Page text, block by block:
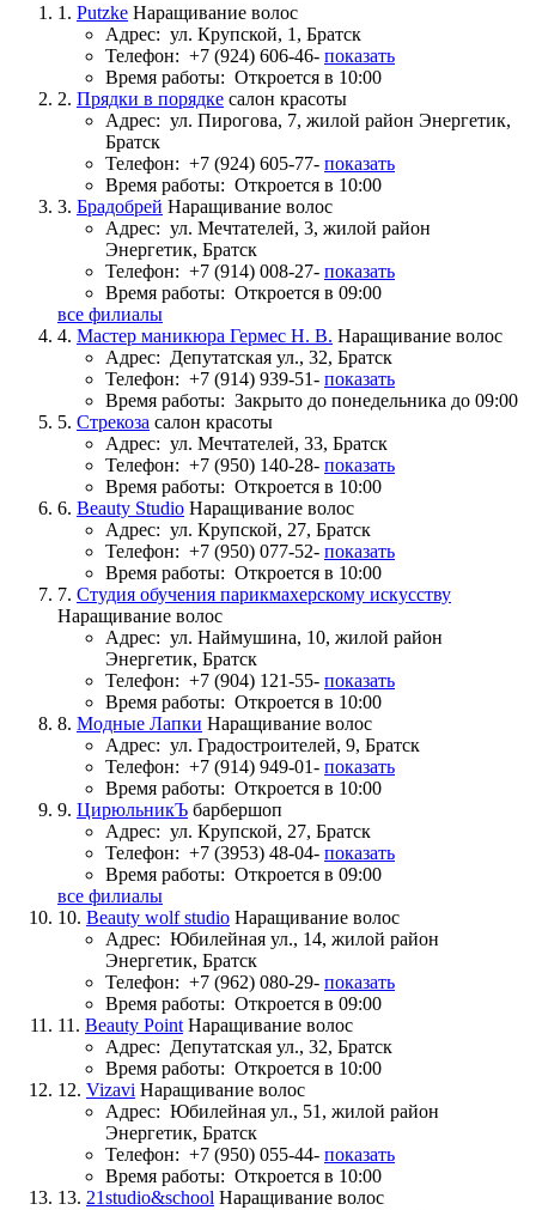
1. Putzke Наращивание волос
Адрес: ул. Крупской, 1, Братск
Телефон: +7 (924) 606-46- показать
Время работы: Откроется в 10:00
2. Прядки в порядке салон красоты
Адрес: ул. Пирогова, 7, жилой район Энергетик,
Братск
Телефон: +7 (924) 605-77- показать
Время работы: Откроется в 10:00
3. Брадобрей Наращивание волос
Адрес: ул. Мечтателей, 3, жилой район
Энергетик, Братск
Телефон: +7 (914) 008-27- показать
Время работы: Откроется в 09:00
все филиалы
4. Мастер маникюра Гермес Н. В. Наращивание волос
Адрес: Депутатская ул., 32, Братск
Телефон: +7 (914) 939-51- показать
Время работы: Закрыто до понедельника до 09:00
5. Стрекоза салон красоты
Адрес: ул. Мечтателей, 33, Братск
Телефон: +7 (950) 140-28- показать
Время работы: Откроется в 10:00
6. Beauty Studio Наращивание волос
Адрес: ул. Крупской, 27, Братск
Телефон: +7 (950) 077-52- показать
Время работы: Откроется в 10:00
7. Студия обучения парикмахерскому искусству
Наращивание волос
Адрес: ул. Наймушина, 10, жилой район
Энергетик, Братск
Телефон: +7 (904) 121-55- показать
Время работы: Откроется в 10:00
8. Модные Лапки Наращивание волос
Адрес: ул. Градостроителей, 9, Братск
Телефон: +7 (914) 949-01- показать
Время работы: Откроется в 10:00
9. ЦирюльникЪ барбершоп
Адрес: ул. Крупской, 27, Братск
Телефон: +7 (3953) 48-04- показать
Время работы: Откроется в 09:00
все филиалы
10. Beauty wolf studio Наращивание волос
Адрес: Юбилейная ул., 14, жилой район
Энергетик, Братск
Телефон: +7 (962) 080-29- показать
Время работы: Откроется в 09:00
11. Beauty Point Наращивание волос
Адрес: Депутатская ул., 32, Братск
Время работы: Откроется в 10:00
12. Vizavi Наращивание волос
Адрес: Юбилейная ул., 51, жилой район
Энергетик, Братск
Телефон: +7 (950) 055-44- показать
Время работы: Откроется в 10:00
13. 21studio&school Наращивание волос